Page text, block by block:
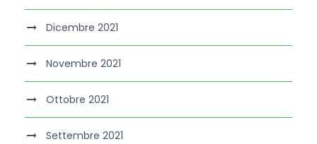
Dicembre 2021
Novembre 2021
Ottobre 2021
Settembre 2021